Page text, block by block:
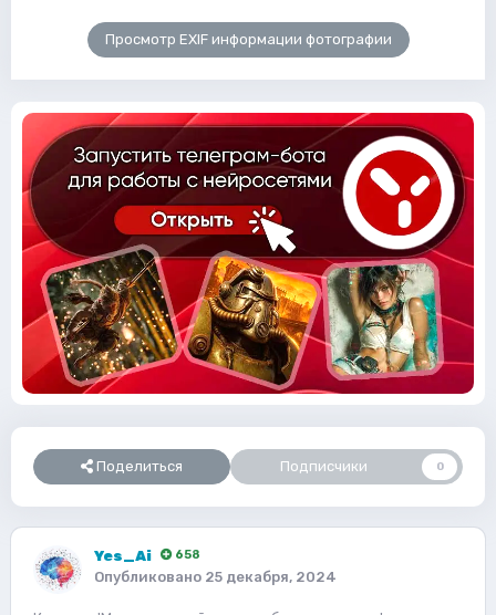
Просмотр EXIF информации фотографии
Поделиться Подписчики 0
Yes_Ai 658
Опубликовано 25 декабря, 2024